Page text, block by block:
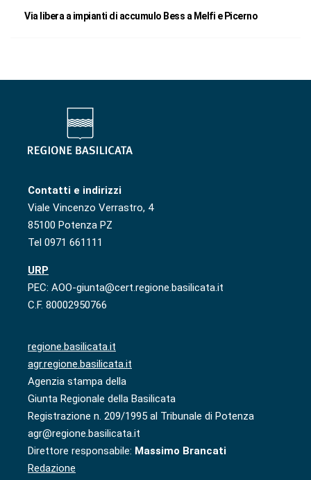
Via libera a impianti di accumulo Bess a Melfi e Picerno
Contatti e indirizzi
Viale Vincenzo Verrastro, 4
85100 Potenza PZ
Tel 0971 661111
URP
PEC: AOO-giunta@cert.regione.basilicata.it
C.F. 80002950766
regione.basilicata.it
agr.regione.basilicata.it
Agenzia stampa della
Giunta Regionale della Basilicata
Registrazione n. 209/1995 al Tribunale di Potenza
agr@regione.basilicata.it
Direttore responsabile: Massimo Brancati
Redazione